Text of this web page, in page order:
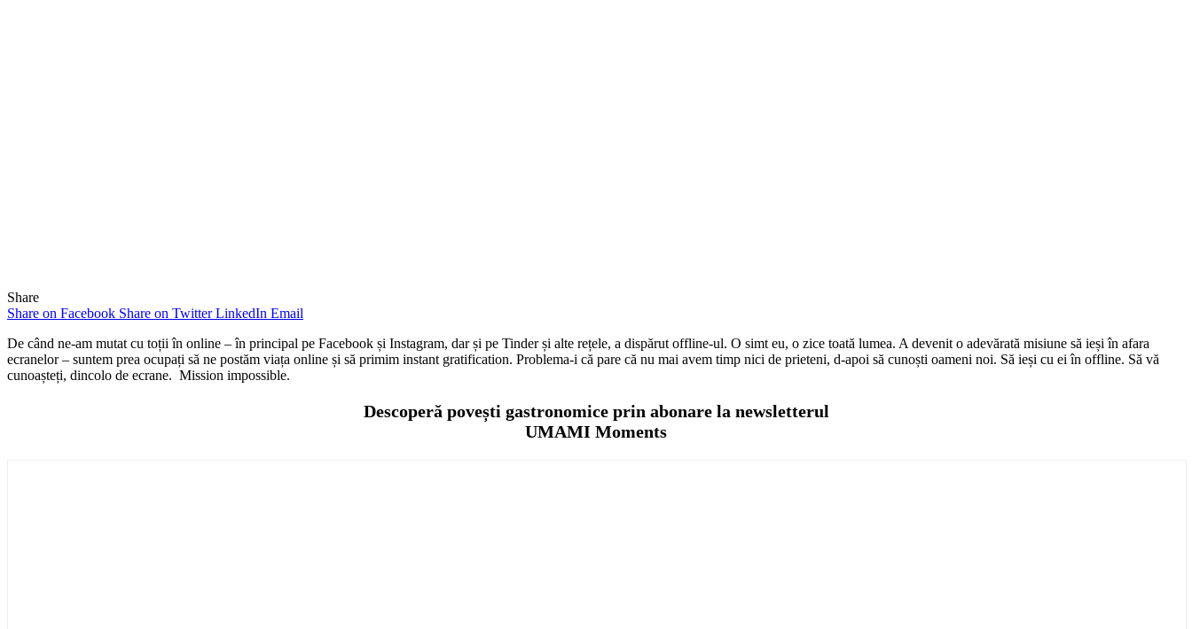
Share
Share on Facebook Share on Twitter LinkedIn Email
De când ne-am mutat cu toții în online – în principal pe Facebook și Instagram, dar și pe Tinder și alte rețele, a dispărut offline-ul. O simt eu, o zice toată lumea. A devenit o adevărată misiune să ieși în afara
ecranelor – suntem prea ocupați să ne postăm viața online și să primim instant gratification. Problema-i că pare că nu mai avem timp nici de prieteni, d-apoi să cunoști oameni noi. Să ieși cu ei în offline. Să vă
cunoașteți, dincolo de ecrane. Mission impossible.
Descoperă povești gastronomice prin abonare la newsletterul
UMAMI Moments